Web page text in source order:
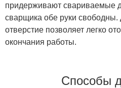
придерживают свариваемые
сварщика обе руки свободны.
отверстие позволяет легко
окончания работы.
Способы